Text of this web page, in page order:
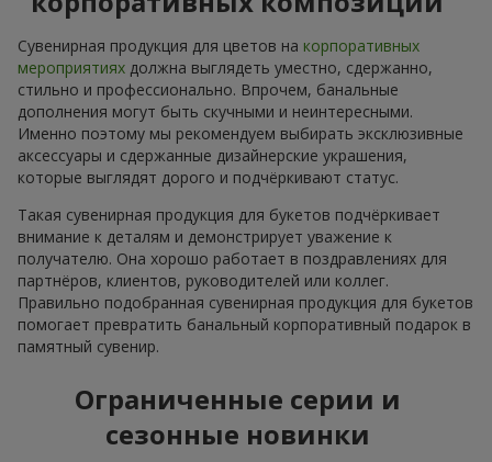
Сувенирная продукция для цветов на корпоративных
мероприятиях должна выглядеть уместно, сдержанно,
стильно и профессионально. Впрочем, банальные
дополнения могут быть скучными и неинтересными.
Именно поэтому мы рекомендуем выбирать эксклюзивные
аксессуары и сдержанные дизайнерские украшения,
которые выглядят дорого и подчёркивают статус.
Такая сувенирная продукция для букетов подчёркивает
внимание к деталям и демонстрирует уважение к
получателю. Она хорошо работает в поздравлениях для
партнёров, клиентов, руководителей или коллег.
Правильно подобранная сувенирная продукция для букетов
помогает превратить банальный корпоративный подарок в
памятный сувенир.
Ограниченные серии и
сезонные новинки